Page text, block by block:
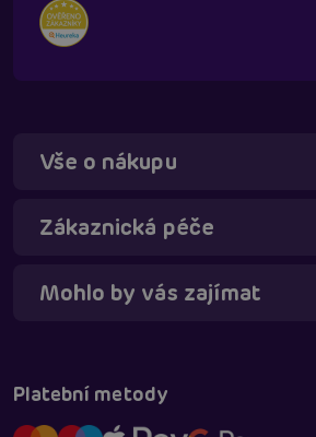
Vše o nákupu
Zákaznická péče
Mohlo by vás zajímat
Platební metody
Táňa - virtuální asistentka